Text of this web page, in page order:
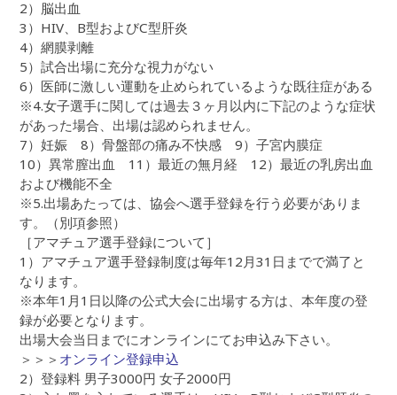
2）脳出血
3）HIV、B型およびC型肝炎
4）網膜剥離
5）試合出場に充分な視力がない
6）医師に激しい運動を止められているような既往症がある
※4.女子選手に関しては過去３ヶ月以内に下記のような症状
があった場合、出場は認められません。
7）妊娠 8）骨盤部の痛み不快感 9）子宮内膜症
10）異常膣出血 11）最近の無月経 12）最近の乳房出血
および機能不全
※5.出場あたっては、協会へ選手登録を行う必要がありま
す。（別項参照）
［アマチュア選手登録について］
1）アマチュア選手登録制度は毎年12月31日までで満了と
なります。
※本年1月1日以降の公式大会に出場する方は、本年度の登
録が必要となります。
出場大会当日までにオンラインにてお申込み下さい。
＞＞＞ オンライン登録申込
2）登録料 男子3000円 女子2000円